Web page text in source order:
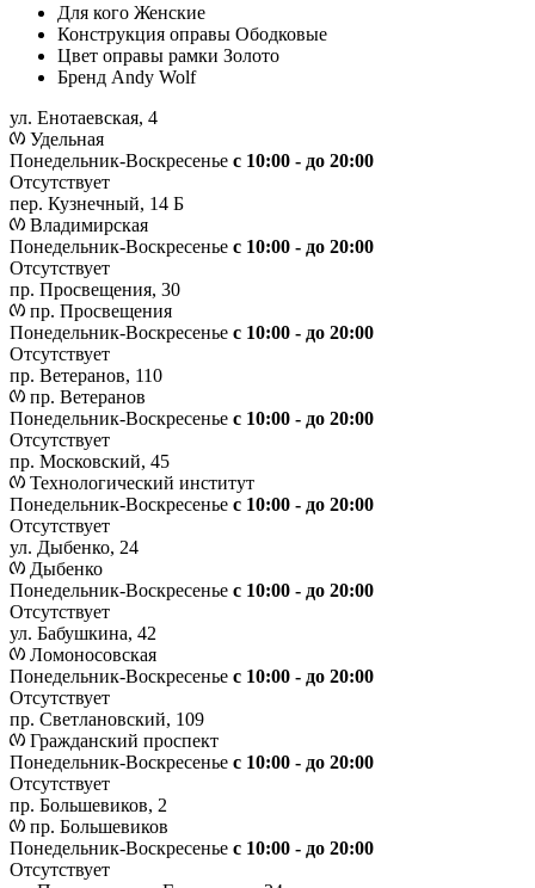
Для кого Женские
Конструкция оправы Ободковые
Цвет оправы рамки Золото
Бренд Andy Wolf
ул. Енотаевская, 4
Удельная
Понедельник-Воскресенье с 10:00 - до 20:00
Отсутствует
пер. Кузнечный, 14 Б
Владимирская
Понедельник-Воскресенье с 10:00 - до 20:00
Отсутствует
пр. Просвещения, 30
пр. Просвещения
Понедельник-Воскресенье c 10:00 - до 20:00
Отсутствует
пр. Ветеранов, 110
пр. Ветеранов
Понедельник-Воскресенье с 10:00 - до 20:00
Отсутствует
пр. Московский, 45
Технологический институт
Понедельник-Воскресенье с 10:00 - до 20:00
Отсутствует
ул. Дыбенко, 24
Дыбенко
Понедельник-Воскресенье с 10:00 - до 20:00
Отсутствует
ул. Бабушкина, 42
Ломоносовская
Понедельник-Воскресенье с 10:00 - до 20:00
Отсутствует
пр. Светлановский, 109
Гражданский проспект
Понедельник-Воскресенье с 10:00 - до 20:00
Отсутствует
пр. Большевиков, 2
пр. Большевиков
Понедельник-Воскресенье с 10:00 - до 20:00
Отсутствует